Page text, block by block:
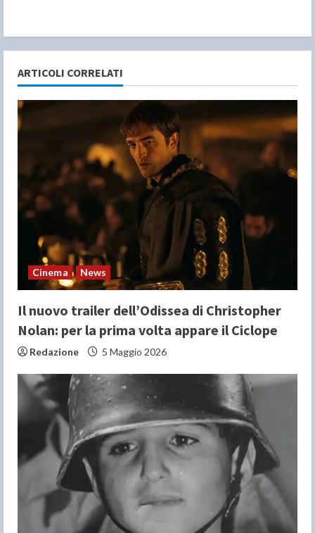
u
e
R
d
i
n
g
ARTICOLI CORRELATI
Cinema News
Il nuovo trailer dell’Odissea di Christopher
Nolan: per la prima volta appare il Ciclope
Redazione 5 Maggio 2026